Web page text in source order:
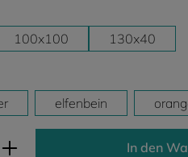
100x100 130x40
elfenbein
den In den